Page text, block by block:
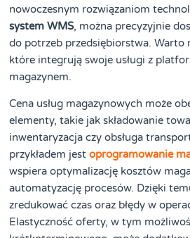
nowoczesnym rozwiązaniom
system WMS, można precyzyjnie
do potrzeb przedsiębiorstwa.
które integrują swoje usługi z
magazynem.
Cena usług magazynowych może
elementy, takie jak składowanie
inwentaryzacja czy obsługa
przykładem jestoprogramowanie
wspiera optymalizację kosztów
automatyzację procesów. Dzięki
zredukować czas oraz błędy w
Elastyczność oferty, w tym